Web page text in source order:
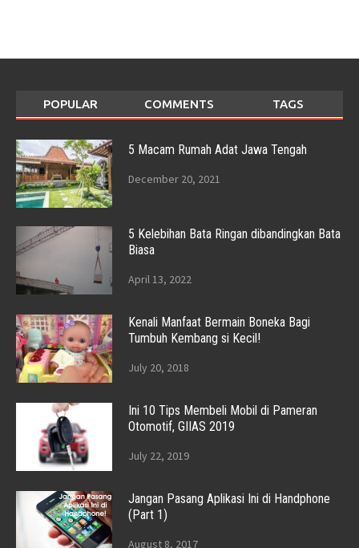
POPULAR COMMENTS TAGS
5 Macam Rumah Adat Jawa Tengah
December 20, 2021
5 Kelebihan Bata Ringan dibandingkan Bata
Biasa
April 13, 2022
Kenali Manfaat Bermain Boneka Bagi
Tumbuh Kembang si Kecil!
July 20, 2018
Ini 10 Tips Membeli Mobil di Pameran
Otomotif, GIIAS 2019
July 22, 2019
Jangan Pasang Aplikasi Ini di Handphone
(Part 1)
August 8, 2017